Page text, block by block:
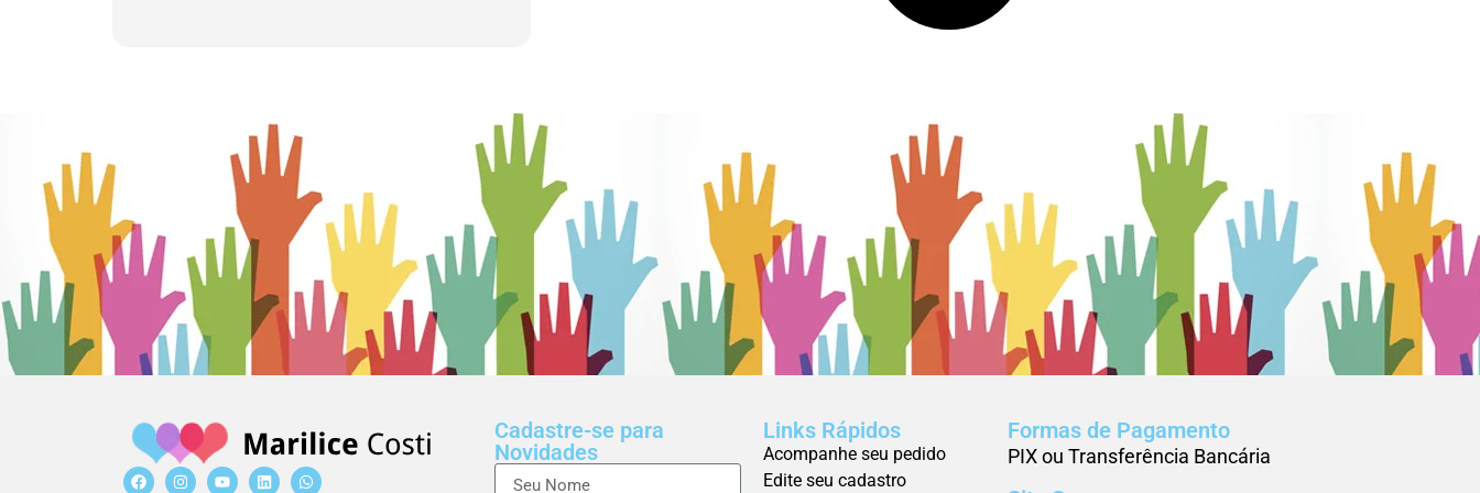
Cadastre-se para
Novidades
Links Rápidos
Acompanhe seu pedido
Edite seu cadastro
Formas de Pagamento
PIX ou Transferência Bancária